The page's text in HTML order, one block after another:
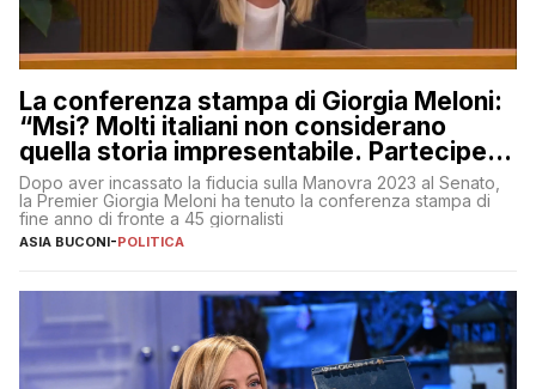
La conferenza stampa di Giorgia Meloni:
“Msi? Molti italiani non considerano
quella storia impresentabile. Parteciperò
al 25 aprile”
Dopo aver incassato la fiducia sulla Manovra 2023 al Senato,
la Premier Giorgia Meloni ha tenuto la conferenza stampa di
fine anno di fronte a 45 giornalisti
ASIA BUCONI-POLITICA